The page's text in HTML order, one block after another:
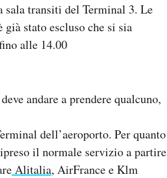
transiti del Terminal 3. Le
stato escluso che si sia
alle 14.00
andare a prendere qualcuno,
dell’aeroporto. Per quanto
il normale servizio a partire
Alitalia, AirFrance e Klm